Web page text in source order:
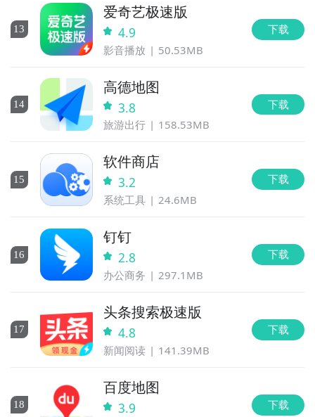
13
爱奇艺极速版
4.9
影音播放 50.53MB
下载
14
高德地图
3.8
旅游出行 158.53MB
下载
15
软件商店
3.2
系统工具 24.6MB
下载
16
钉钉
2.8
办公商务 297.1MB
下载
17
头条搜索极速版
4.8
新闻阅读 141.39MB
下载
18
百度地图
3.9 下载